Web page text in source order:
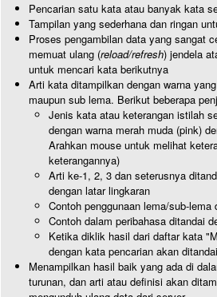
Pencarian satu kata atau banyak kata
Tampilan yang sederhana dan ringan
Proses pengambilan data yang sangat
memuat ulang (reload/refresh) jendela
untuk mencari kata berikutnya
Arti kata ditampilkan dengan warna
maupun sub lema. Berikut beberapa
Jenis kata atau keterangan istilah
dengan warna merah muda (pink)
Arahkan mouse untuk melihat
keterangannya)
Arti ke-1, 2, 3 dan seterusnya
dengan latar lingkaran
Contoh penggunaan lema/sub-lema
Contoh dalam peribahasa ditandai
Ketika diklik hasil dari daftar kata
dengan kata pencarian akan
Menampilkan hasil baik yang ada di
turunan, dan arti atau definisi akan